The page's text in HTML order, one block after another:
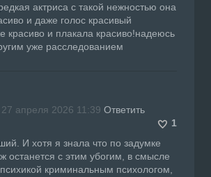
актриса с такой нежностью она
и даже голос красивый
красиво и плакала красиво!надеюсь
уже расследованием
27 апреля 2026 11:39 Ответить
1
И хотя я знала что по задумке
останется с этим убогим, в смысле
криминальным психологом,